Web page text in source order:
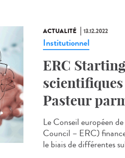
ACTUALITÉ 13.12.2022
Institutionnel
ERC
Pasteur
Le Conseil européen
Council – ERC)
le biais de différentes